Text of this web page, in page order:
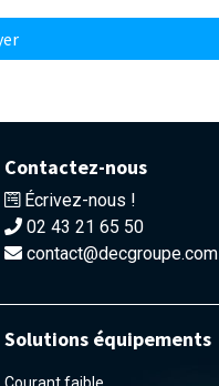
Contactez-nous
Écrivez-nous !
02 43 21 65 50
contact@decgroupe.com
Solutions équipements
Courant faible